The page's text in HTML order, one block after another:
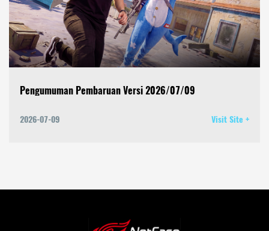
Pengumuman Pembaruan Versi 2026/07/09
2026-07-09 Visit Site +